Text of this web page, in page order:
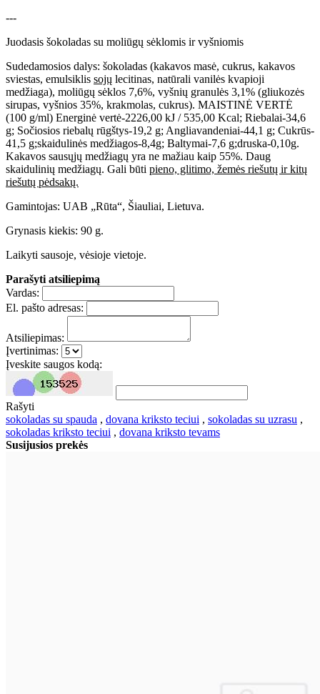
---
Juodasis šokoladas su moliūgų sėklomis ir vyšniomis
Sudedamosios dalys: šokoladas (kakavos masė, cukrus, kakavos
sviestas, emulsiklis sojų lecitinas, natūrali vanilės kvapioji
medžiaga), moliūgų sėklos 7,6%, vyšnių granulės 3,1% (gliukozės
sirupas, vyšnios 35%, krakmolas, cukrus). MAISTINĖ VERTĖ
(100 g/ml) Energinė vertė-2226,00 kJ / 535,00 Kcal; Riebalai-34,6
g; Sočiosios riebalų rūgštys-19,2 g; Angliavandeniai-44,1 g; Cukrūs-
41,5 g;skaidulinės medžiagos-8,4g; Baltymai-7,6 g;druska-0,10g.
Kakavos sausųjų medžiagų yra ne mažiau kaip 55%. Daug
skaidulinių medžiagų. Gali būti pieno, glitimo, žemės riešutų ir kitų
riešutų pėdsakų.
Gamintojas: UAB „Rūta“, Šiauliai, Lietuva.
Grynasis kiekis: 90 g.
Laikyti sausoje, vėsioje vietoje.
Parašyti atsiliepimą
Vardas:
El. pašto adresas:
Atsiliepimas:
Įvertinimas:
Įveskite saugos kodą:
Rašyti
sokoladas su spauda , dovana kriksto teciui , sokoladas su uzrasu ,
sokoladas kriksto teciui , dovana kriksto tevams
Susijusios prekės